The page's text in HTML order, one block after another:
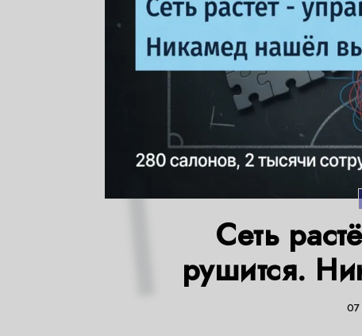
Сеть
рушится.